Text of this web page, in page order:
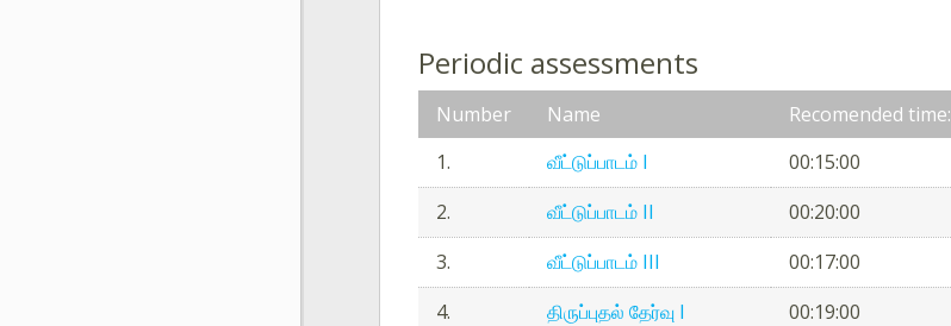
Periodic assessments
Number Name Recomended time:
1.
வீட்டுப்பாடம் I 00:15:00
2. வீட்டுப்பாடம் II 00:20:00
3. வீட்டுப்பாடம் III 00:17:00
4. திருப்புதல் தேர்வு I 00:19:00